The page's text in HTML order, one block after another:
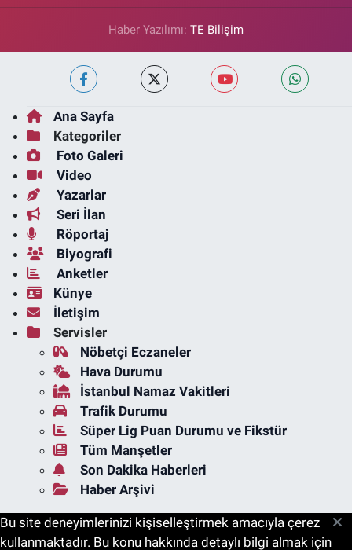
Haber Yazılımı: TE Bilişim
Ana Sayfa
Kategoriler
Foto Galeri
Video
Yazarlar
Seri İlan
Röportaj
Biyografi
Anketler
Künye
İletişim
Servisler
Nöbetçi Eczaneler
Hava Durumu
İstanbul Namaz Vakitleri
Trafik Durumu
Süper Lig Puan Durumu ve Fikstür
Tüm Manşetler
Son Dakika Haberleri
Haber Arşivi
Bu site deneyimlerinizi kişiselleştirmek amacıyla çerez
kullanmaktadır. Bu konu hakkında detaylı bilgi almak için